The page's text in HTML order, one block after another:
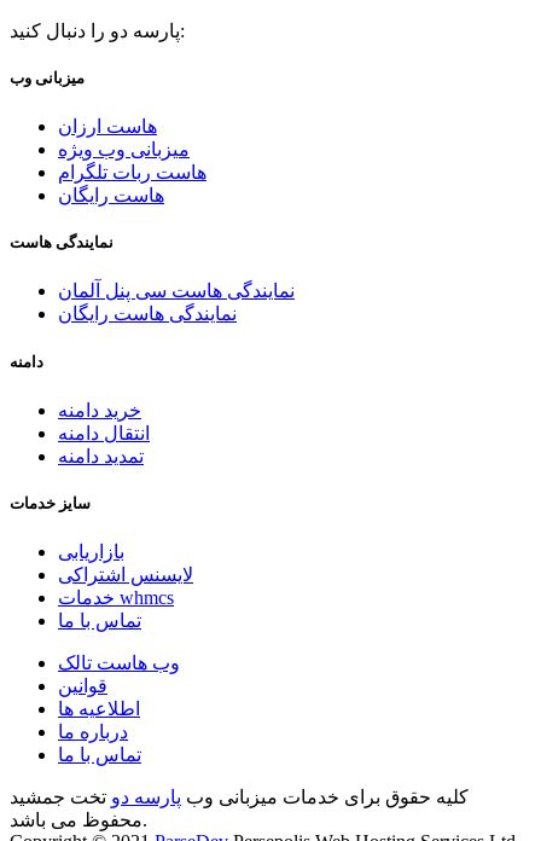
پارسه دو را دنبال کنید:
میزبانی وب
هاست ارزان
میزبانی وب ویژه
هاست ربات تلگرام
هاست رایگان
نمایندگی هاست
نمایندگی هاست سی پنل آلمان
نمایندگی هاست رایگان
دامنه
خرید دامنه
انتقال دامنه
تمدید دامنه
سایز خدمات
بازاریابی
لایسنس اشتراکی
خدمات whmcs
تماس با ما
وب هاست تالک
قوانین
اطلاعیه ها
درباره ما
تماس با ما
کلیه حقوق برای خدمات میزبانی وب پارسه دو تخت جمشید
محفوظ می باشد.